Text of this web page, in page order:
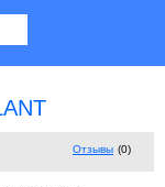
Отзывы (0)